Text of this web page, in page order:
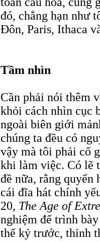
đó, chẳng hạn như
Đôn, Paris, Ithaca
Tầm nhìn
Cần phải nói thêm
khỏi cách nhìn cục
ngoài biên giới
chúng ta đều có
vậy mà tôi phải cố
khi làm việc. Có lẽ
đề nữa, rằng
cái đĩa hát chính
20, The Age of
nghiệm để trình
thế kỷ trước, thỉnh